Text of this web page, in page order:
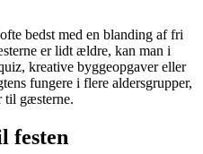
bedst med en blanding af fri
er lidt ældre, kan man i
kreative byggeopgaver eller
fungere i flere aldersgrupper,
til gæsterne.
festen